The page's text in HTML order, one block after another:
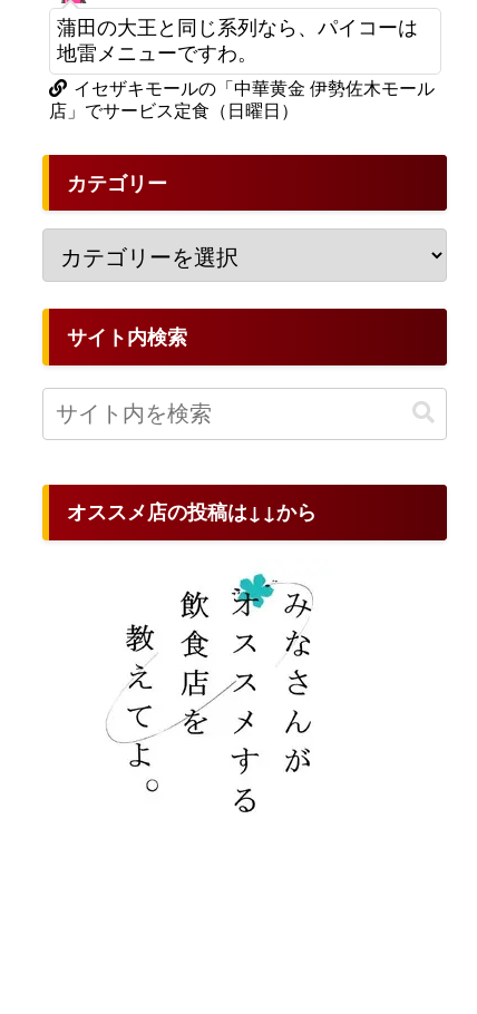
蒲田の大王と同じ系列なら、パイコーは
地雷メニューですわ。
イセザキモールの「中華黄金 伊勢佐木モール
店」でサービス定食（日曜日）
カテゴリー
サイト内検索
オススメ店の投稿は↓↓から